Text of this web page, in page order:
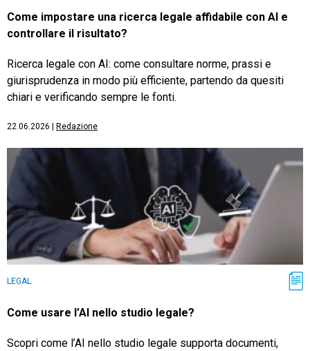
Come impostare una ricerca legale affidabile con AI e
controllare il risultato?
Ricerca legale con AI: come consultare norme, prassi e
giurisprudenza in modo più efficiente, partendo da quesiti
chiari e verificando sempre le fonti.
22.06.2026 Redazione
LEGAL
Come usare l’AI nello studio legale?
Scopri come l’AI nello studio legale supporta documenti,